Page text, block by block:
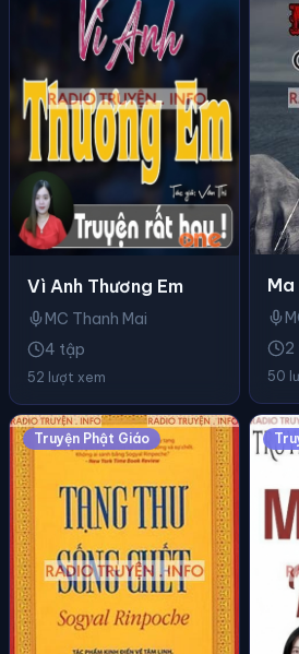
Vì Anh Thương Em
MC Thanh Mai
4 tập
52 lượt xem
Ma
2
50
Truyện Phật Giáo